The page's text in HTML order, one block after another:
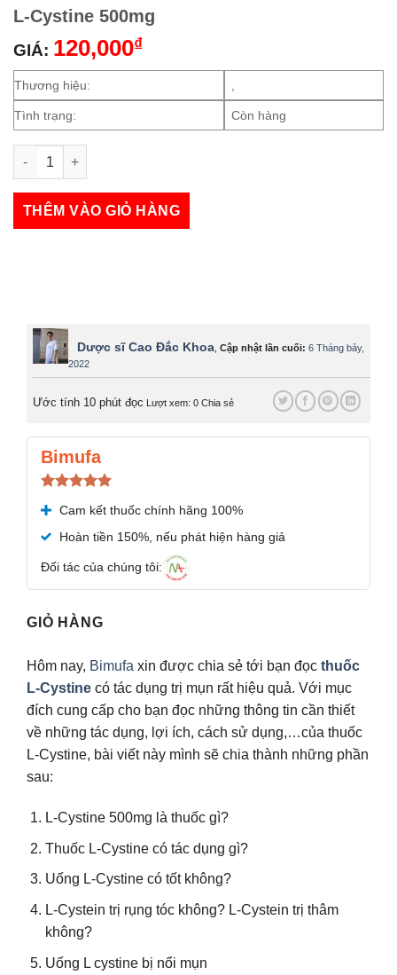
L-Cystine 500mg
GIÁ: 120,000₫
Thương hiệu: ,
Tình trạng: Còn hàng
THÊM VÀO GIỎ HÀNG
Dược sĩ Cao Đắc Khoa Cập nhật lần cuối: 6 Tháng bảy,
2022
Ước tính 10 phút đọc Lượt xem: 0 Chia sẻ
Bimufa
Được xếp
hạng5.00
5 sao
Cam kết thuốc chính hãng 100%
Hoàn tiền 150%, nếu phát hiện hàng giả
Đối tác của chúng tôi:
GIỎ HÀNG
Hôm nay, Bimufa xin được chia sẻ tới bạn đọc thuốc
L-Cystine có tác dụng trị mụn rất hiệu quả. Với mục
đích cung cấp cho bạn đọc những thông tin cần thiết
về những tác dụng, lợi ích, cách sử dụng,…của thuốc
L-Cystine, bài viết này mình sẽ chia thành những phần
sau:
L-Cystine 500mg là thuốc gì?
Thuốc L-Cystine có tác dụng gì?
Uống L-Cystine có tốt không?
L-Cystein trị rụng tóc không? L-Cystein trị thâm
không?
Uống L cystine bị nổi mụn